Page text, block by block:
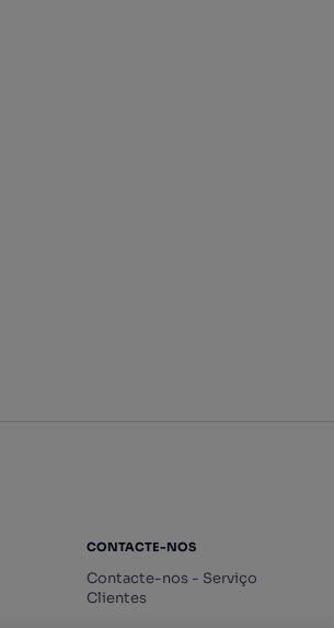
CONTACTE-NOS
Contacte-nos - Serviço
Clientes